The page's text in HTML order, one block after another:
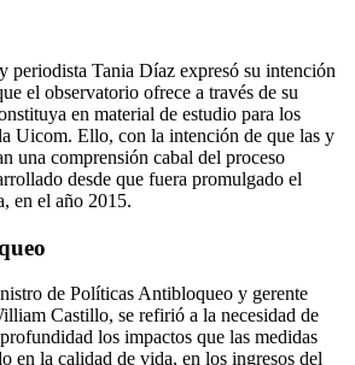
periodista Tania Díaz expresó su intención
el observatorio ofrece a través de su
en material de estudio para los
Uicom. Ello, con la intención de que las y
una comprensión cabal del proceso
desde que fuera promulgado el
en el año 2015.
de Políticas Antibloqueo y gerente
Castillo, se refirió a la necesidad de
los impactos que las medidas
en la calidad de vida, en los ingresos del